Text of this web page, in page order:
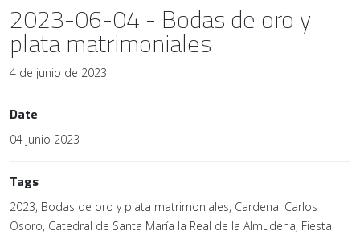
2023-06-04 - Bodas de oro y
plata matrimoniales
4 de junio de 2023
Date
04 junio 2023
Tags
2023, Bodas de oro y plata matrimoniales, Cardenal Carlos
Osoro, Catedral de Santa María la Real de la Almudena, Fiesta